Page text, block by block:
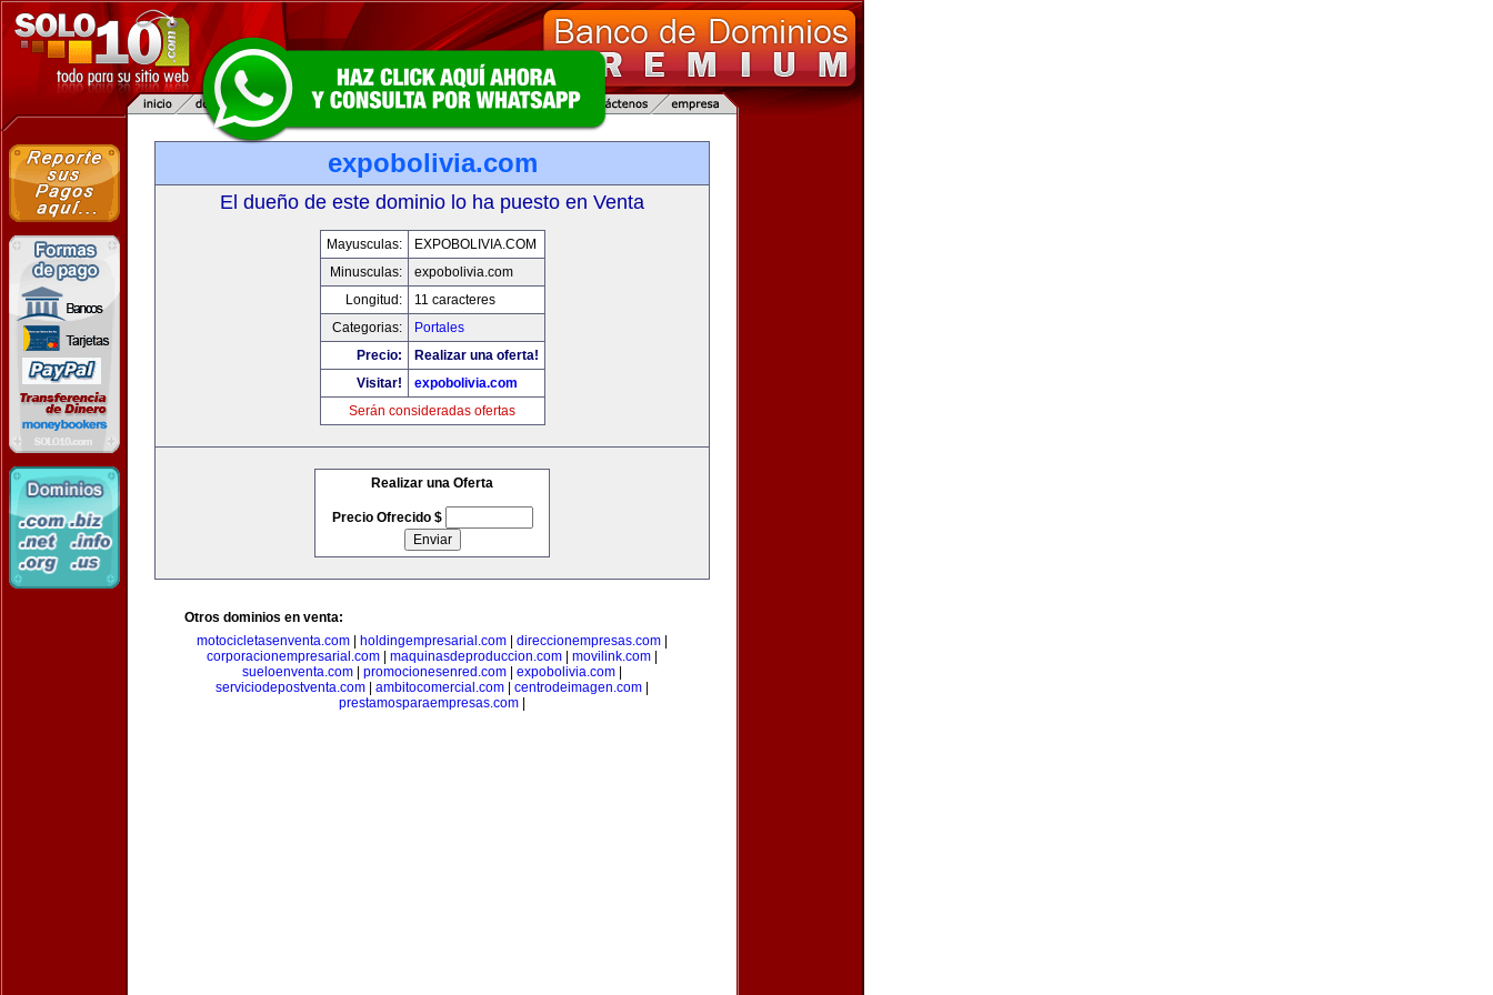
expobolivia.com
El dueño de este dominio lo ha puesto en Venta
Mayusculas:
EXPOBOLIVIA.COM
Minusculas:
expobolivia.com
Longitud:
11 caracteres
Categorias:
Portales
Precio:
Realizar una oferta!
Visitar!
expobolivia.com
Serán consideradas ofertas
Realizar una Oferta
Precio Ofrecido $
Otros dominios en venta:
motocicletasenventa.com
holdingempresarial.com direccionempresas.com
corporacionempresarial.com
maquinasdeproduccion.com movilink.com
sueloenventa.com
promocionesenred.com expobolivia.com
serviciodepostventa.com
ambitocomercial.com centrodeimagen.com
prestamosparaempresas.com